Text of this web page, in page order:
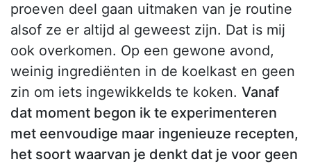
proeven deel gaan uitmaken van je routine
alsof ze er altijd al geweest zijn. Dat is mij
ook overkomen. Op een gewone avond,
weinig ingrediënten in de koelkast en geen
zin om iets ingewikkelds te koken. Vanaf
dat moment begon ik te experimenteren
met eenvoudige maar ingenieuze recepten,
het soort waarvan je denkt dat je voor geen